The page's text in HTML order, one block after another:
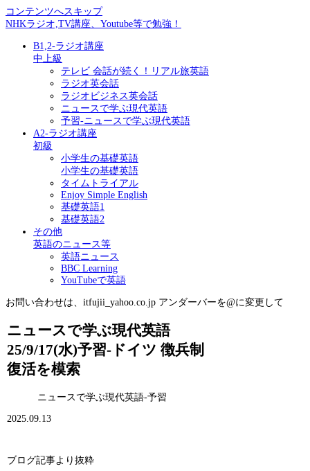
コンテンツへスキップ
NHKラジオ,TV講座、Youtube等で勉強！
B1,2-ラジオ講座
中上級
テレビ 会話が続く！リアル旅英語
ラジオ英会話
ラジオビジネス英会話
ニュースで学ぶ現代英語
予習-ニュースで学ぶ現代英語
A2-ラジオ講座
初級
小学生の基礎英語
小学生の基礎英語
タイムトライアル
Enjoy Simple English
基礎英語1
基礎英語2
その他
英語のニュース等
英語ニュース
BBC Learning
YouTubeで英語
お問い合わせは、itfujii_yahoo.co.jp アンダーバーを@に変更して
ニュースで学ぶ現代英語
25/9/17(水)予習-ドイツ 徴兵制
復活を模索
ニュースで学ぶ現代英語-予習
2025.09.13
ブログ記事より抜粋